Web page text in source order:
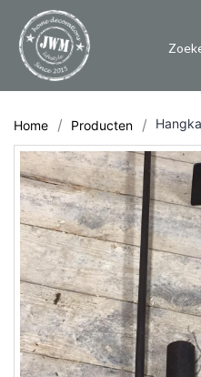
Home Producten